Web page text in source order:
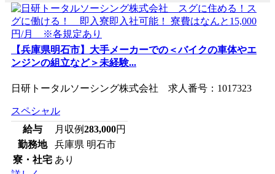
【兵庫県明石市】大手メーカーでの＜バイクの車体やエ
ンジンの組立など＞未経験...
日研トータルソーシング株式会社 求人番号：1017323
スペシャル
給与
月収例283,000円
勤務地
兵庫県 明石市
寮・社宅 あり